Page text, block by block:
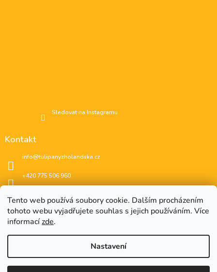
Tento web používá soubory cookie. Dalším procházením
tohoto webu vyjadřujete souhlas s jejich používáním. Více
informacízde.
Nastavení
Sledovat na Instagramu
Kontakt
info@tulipanyzholandska.cz
+420 775 506 960
instagram